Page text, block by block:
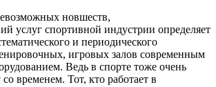
новшеств,
услуг спортивной индустрии определяет
и периодического
игровых залов современным
Ведь в спорте тоже очень
временем. Тот, кто работает в